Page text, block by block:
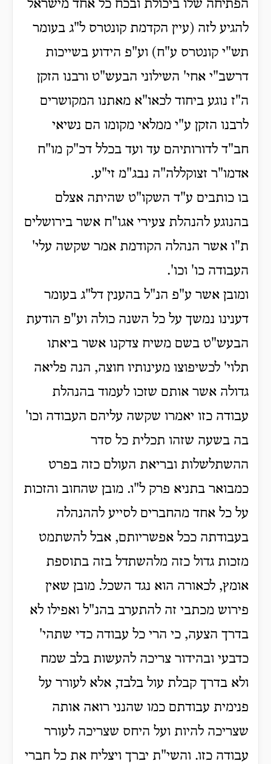
הפתיחה שלו ביכולת ובכח כל אחד מישראל
להגיע לזה (עיין הקדמת קונטרס ל"ג בעומר
תש"י קונטרס ע"ח) וע"פ הידוע בשייכות
דרשב"י אחי' השילוני הבעש"ט ורבנו הזקן
ה"ז נוגע ביחוד לכאו"א מאתנו המקושרים
לרבנו הזקן ע"י ממלאי מקומו הם נשיאי
חב"ד לדורותיהם עד ועד בכלל דכ"ק מו"ח
אדמו"ר זצוקללה"ה נבג"מ זי"ע.
בו כותבים ע"ד השקו"ט שהיתה אצלם
בהנוגע להנהלת צעירי אגו"ח אשר בירושלים
ת"ו אשר הנהלה הקודמת אמר שקשה עלי'
העבודה כו' וכו'.
ומובן אשר ע"פ הנ"ל בהענין דל"ג בעומר
דענינו נמשך על כל השנה כולה וע"פ הודעת
הבעש"ט בשם משיח צדקנו אשר ביאתו
תלוי' לכשיפוצו מעינותיו חוצה, הנה פליאה
גדולה אשר אותם שזכו לעמוד בהנהלת
עבודה כזו יאמרו שקשה עליהם העבודה וכו'
בה בשעה שזהו תכלית כל סדר
ההשתלשלות ובריאת העולם כזה בפרט
כמבואר בתניא פרק ל"ו. מובן שהחוב והזכות
על כל אחד מהחברים לסייע לההנהלה
בעבודתה ככל אפשריותם, אבל להשתמט
מזכות גדול כזה מלהשתדל בזה בתוספת
אומץ, לכאורה הוא נגד השכל. מובן שאין
פירוש מכתבי זה להתערב בהנ"ל ואפילו לא
בדרך הצעה, כי הרי כל עבודה כדי שתהי'
כדבעי ובהידור צריכה להעשות בלב שמח
ולא בדרך קבלת עול בלבד, אלא לעורר על
פנימית עבודתם כמו שהנני רואה אותה
שצריכה להיות ועל היחס שצריכה לעורר
עבודה כזו. והשי"ת יברך ויצליח את כל חברי